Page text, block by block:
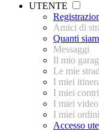
UTENTE
Amici di
Quanti
Messaggi
Il mio
Le mie
I miei
I miei
I miei
I miei ordini
Accesso